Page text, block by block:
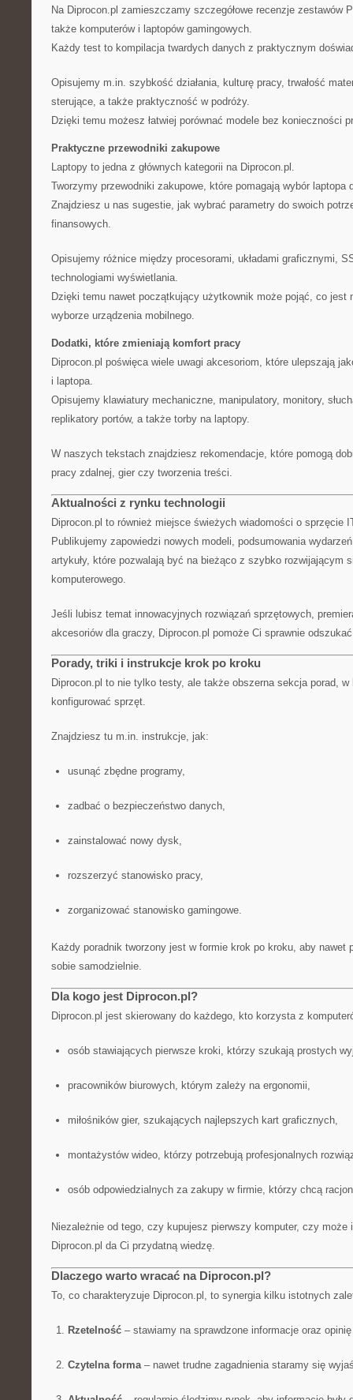
Na Diprocon.pl zamieszczamy szczegółowe recenzje zestawów
także komputerów i laptopów gamingowych.
Każdy test to kompilacja twardych danych z praktycznym
Opisujemy m.in. szybkość działania, kulturę pracy, trwałość
sterujące, a także praktyczność w podróży.
Dzięki temu możesz łatwiej porównać modele bez konieczności
Praktyczne przewodniki zakupowe
Laptopy to jedna z głównych kategorii na Diprocon.pl.
Tworzymy przewodniki zakupowe, które pomagają wybór laptopa
Znajdziesz u nas sugestie, jak wybrać parametry do swoich
finansowych.
Opisujemy różnice między procesorami, układami graficznymi,
technologiami wyświetlania.
Dzięki temu nawet początkujący użytkownik może pojąć, co jest
wyborze urządzenia mobilnego.
Dodatki, które zmieniają komfort pracy
Diprocon.pl poświęca wiele uwagi akcesoriom, które ulepszają
i laptopa.
Opisujemy klawiatury mechaniczne, manipulatory, monitory,
replikatory portów, a także torby na laptopy.
W naszych tekstach znajdziesz rekomendacje, które pomogą
pracy zdalnej, gier czy tworzenia treści.
Aktualności z rynku technologii
Diprocon.pl to również miejsce świeżych wiadomości o sprzęcie
Publikujemy zapowiedzi nowych modeli, podsumowania
artykuły, które pozwalają być na bieżąco z szybko rozwijającym
komputerowego.
Jeśli lubisz temat innowacyjnych rozwiązań sprzętowych,
akcesoriów dla graczy, Diprocon.pl pomoże Ci sprawnie
Porady, triki i instrukcje krok po kroku
Diprocon.pl to nie tylko testy, ale także obszerna sekcja porad,
konfigurować sprzęt.
Znajdziesz tu m.in. instrukcje, jak:
usunąć zbędne programy,
zadbać o bezpieczeństwo danych,
zainstalować nowy dysk,
rozszerzyć stanowisko pracy,
zorganizować stanowisko gamingowe.
Każdy poradnik tworzony jest w formie krok po kroku, aby nawet
sobie samodzielnie.
Dla kogo jest Diprocon.pl?
Diprocon.pl jest skierowany do każdego, kto korzysta z
osób stawiających pierwsze kroki, którzy szukają prostych
pracowników biurowych, którym zależy na ergonomii,
miłośników gier, szukających najlepszych kart graficznych,
montażystów wideo, którzy potrzebują profesjonalnych
osób odpowiedzialnych za zakupy w firmie, którzy chcą
Niezależnie od tego, czy kupujesz pierwszy komputer, czy może
Diprocon.pl da Ci przydatną wiedzę.
Dlaczego warto wracać na Diprocon.pl?
To, co charakteryzuje Diprocon.pl, to synergia kilku istotnych
Rzetelność– stawiamy na sprawdzone informacje oraz
Czytelna forma– nawet trudne zagadnienia staramy się